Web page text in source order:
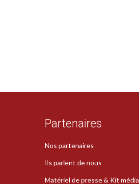
Partenaires
Nos partenaires
Ils parlent de nous
Matériel de presse & Kit média